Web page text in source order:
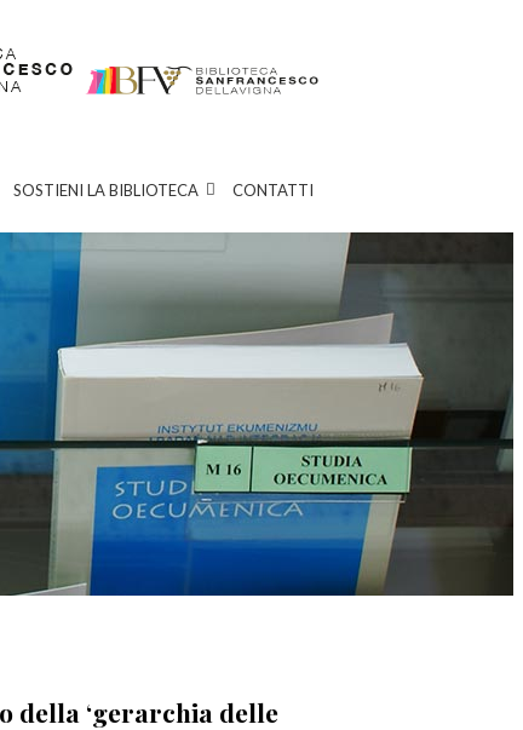
SOSTIENI LA BIBLIOTECA CONTATTI
della ‘gerarchia delle